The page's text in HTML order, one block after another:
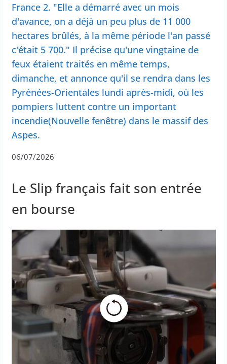
France 2. "Elle a démarré avec un mois
d'avance, on a déjà un peu plus de 11 000
hectares brûlés, à la même période l'an passé
c'était 5 700." Il précise qu'une vingtaine de
feux étaient traités en même temps,
dimanche, et annonce qu'il se rendra dans les
Pyrénées-Orientales lundi après-midi, où les
pompiers luttent contre un important
incendie(Nouvelle fenêtre) dans le massif des
Aspes.
06/07/2026
Le Slip français fait son entrée
en bourse